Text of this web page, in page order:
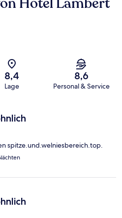
8,4
Lage
8,6
Personal & Service
spitze.und.welniesbereich.top.